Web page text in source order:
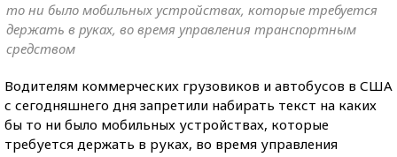
то ни было мобильных устройствах, которые требуется
держать в руках, во время управления транспортным
средством
Водителям коммерческих грузовиков и автобусов в США
с сегодняшнего дня запретили набирать текст на каких
бы то ни было мобильных устройствах, которые
требуется держать в руках, во время управления